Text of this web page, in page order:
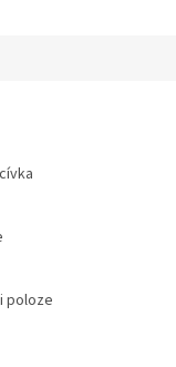
poloze